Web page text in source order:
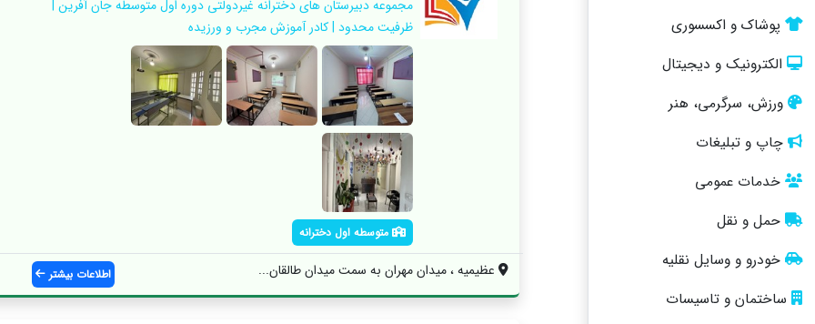
پوشاک و اکسسوری
الکترونیک و دیجیتال
ورزش، سرگرمی، هنر
چاپ و تبلیغات
خدمات عمومی
حمل و نقل
خودرو و وسایل نقلیه
ساختمان و تاسیسات
مجموعه دبیرستان های دخترانه غیردولتی دوره اول متوسطه جان آفرین |
ظرفیت محدود | کادر آموزش مجرب و ورزیده
متوسطه اول دخترانه
عظیمیه ، میدان مهران به سمت میدان طالقان... اطلاعات بیشتر